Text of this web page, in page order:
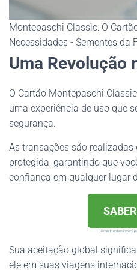
Montepaschi Classic: O
Necessidades - Sementes da
Uma Revolução
O Cartão Montepaschi
uma experiência de uso que
segurança.
As transações são realizadas
protegida, garantindo que
confiança em qualquer lugar
Clicando no botão você
Sua aceitação global
ele em suas viagens